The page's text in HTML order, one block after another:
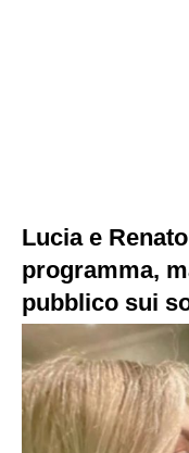
Lucia e
programma,
pubblico sui